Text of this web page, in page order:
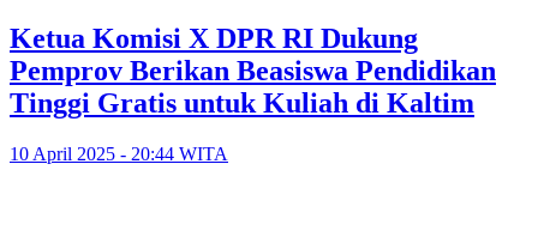
Ketua Komisi X DPR RI Dukung
Pemprov Berikan Beasiswa Pendidikan
Tinggi Gratis untuk Kuliah di Kaltim
10 April 2025 - 20:44 WITA